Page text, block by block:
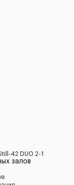
42 DUO 2-1
залов